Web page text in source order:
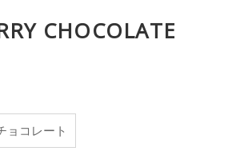
CHOCOLATE
ョコレート